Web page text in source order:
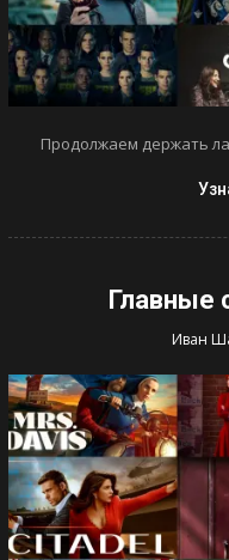
Продолжаем держать
Главные
Иван